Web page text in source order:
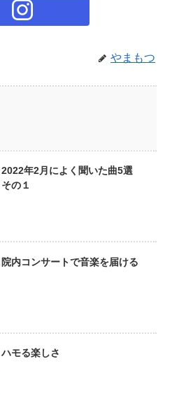
やまもつ
2022年2月によく聞いた曲5選
その１
院内コンサートで音楽を届ける
ハモる楽しさ